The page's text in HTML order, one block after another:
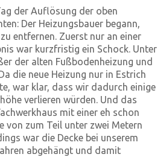
der Auflösung der oben
Der Heizungsbauer begann,
entfernen. Zuerst nur an einer
war kurzfristig ein Schock. Unter
der alten Fuß­boden­heizung und
die neue Heizung nur in Estrich
war klar, dass wir dadurch einige
verlieren würden. Und das
mit einer eh schon
von zum Teil unter zwei Metern
war die Decke bei unserem
ab­gehängt und damit